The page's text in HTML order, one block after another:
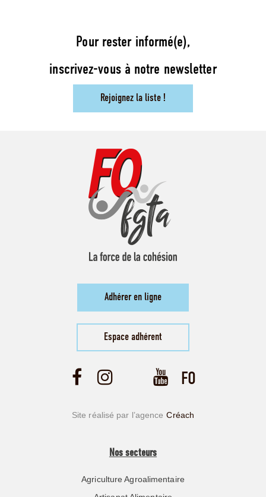
Pour rester informé(e),
inscrivez-vous à notre newsletter
Rejoignez la liste !
Adhérer en ligne
Espace adhérent
Site réalisé par l’agence Créach
Nos secteurs
Agriculture Agroalimentaire